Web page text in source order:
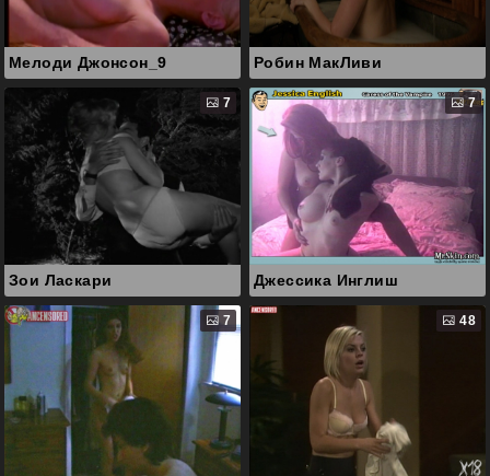
Мелоди Джонсон_9 Робин МакЛиви
7
Зои Ласкари
7
Джессика Инглиш
7 48